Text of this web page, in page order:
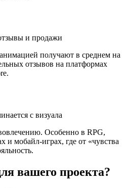
и продажи
получают в среднем на
отзывов на платформах
с визуала
Особенно в RPG,
и мобайл-играх, где от «чувства
вашего проекта?